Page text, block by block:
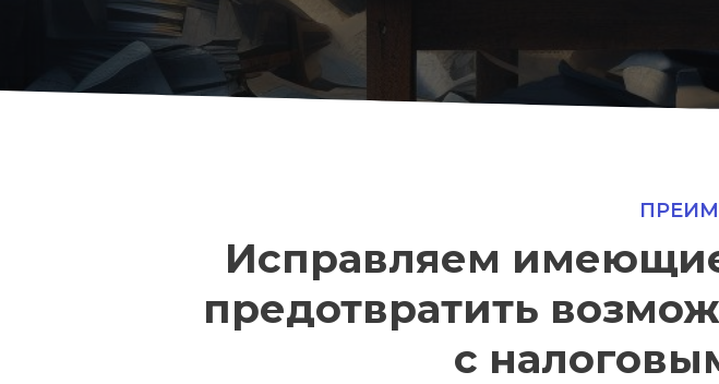
Исправляем
предотвратить
с